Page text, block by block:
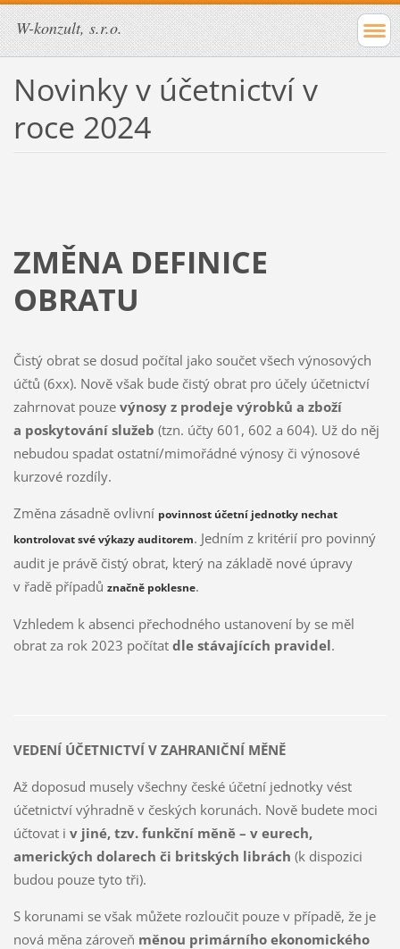
W-konzult, s.r.o.
Novinky v účetnictví v
roce 2024
ZMĚNA DEFINICE
OBRATU
Čistý obrat se dosud počítal jako součet všech výnosových
účtů (6xx). Nově však bude čistý obrat pro účely účetnictví
zahrnovat pouze výnosy z prodeje výrobků a zboží
a poskytování služeb (tzn. účty 601, 602 a 604). Už do něj
nebudou spadat ostatní/mimořádné výnosy či výnosové
kurzové rozdíly.
Změna zásadně ovlivní povinnost účetní jednotky nechat
kontrolovat své výkazy auditorem. Jedním z kritérií pro povinný
audit je právě čistý obrat, který na základě nové úpravy
v řadě případů značně poklesne.
Vzhledem k absenci přechodného ustanovení by se měl
obrat za rok 2023 počítat dle stávajících pravidel.
VEDENÍ ÚČETNICTVÍ V ZAHRANIČNÍ MĚNĚ
Až doposud musely všechny české účetní jednotky vést
účetnictví výhradně v českých korunách. Nově budete moci
účtovat i v jiné, tzv. funkční měně – v eurech,
amerických dolarech či britských librách (k dispozici
budou pouze tyto tři).
S korunami se však můžete rozloučit pouze v případě, že je
nová měna zároveň měnou primárního ekonomického